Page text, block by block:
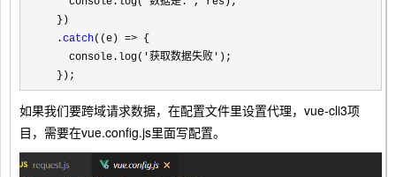
  })
  .
catch((e) => {
    console.log(
'获取数据失败' );
  });
如果我们要跨域请求数据，在配置文件里设置代理，vue-cli3项
目，需要在vue.config.js里面写配置。